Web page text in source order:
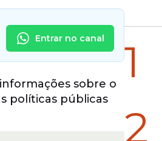
Entrar no canal
sobre o
políticas públicas
1
2